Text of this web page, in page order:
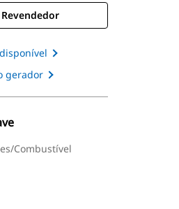
gerador
Combustível